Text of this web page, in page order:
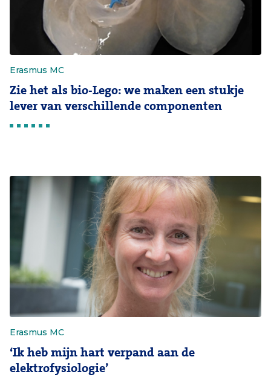
Erasmus MC
Zie het als bio-Lego: we maken een stukje
lever van verschillende componenten
Erasmus MC
‘Ik heb mijn hart verpand aan de
elektrofysiologie’